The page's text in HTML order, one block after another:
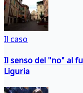
Il caso
Il senso del "no" al
Liguria